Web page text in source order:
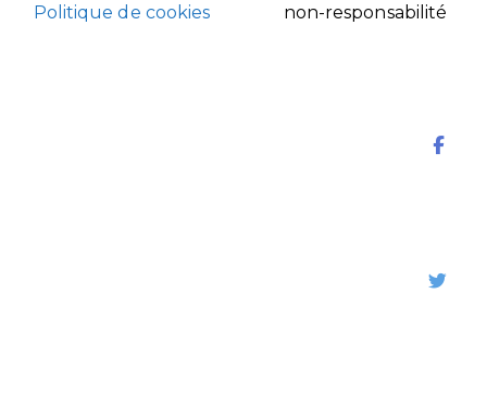
Politique de cookies
non-responsabilité